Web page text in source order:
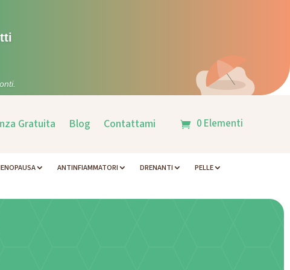
Gratuita Blog Contattami 0 Elementi
ANTINFIAMMATORI DRENANTI
PELLE